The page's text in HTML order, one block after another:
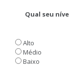
Qual seu
Alto
Médio
Baixo